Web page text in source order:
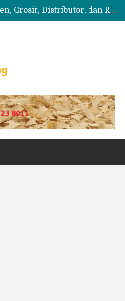
Pusatnya Agen, Grosir, Distributor, dan Reseller Puyur Koin
Mentah 1 Ball 5 kg